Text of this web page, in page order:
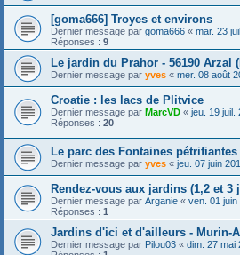
[goma666] Troyes et environs
Dernier message par goma666 « mar. 23
Réponses : 9
Le jardin du Prahor - 56190 Arzal
Dernier message par yves « mer. 08 août
Croatie : les lacs de Plitvice
Dernier message par MarcVD « jeu. 19 juil.
Réponses : 20
Le parc des Fontaines pétrifiantes
Dernier message par yves « jeu. 07 juin
Rendez-vous aux jardins (1,2 et 3
Dernier message par Arganie « ven. 01 juin
Réponses : 1
Jardins d'ici et d'ailleurs - Murin-
Dernier message par Pilou03 « dim. 27 mai